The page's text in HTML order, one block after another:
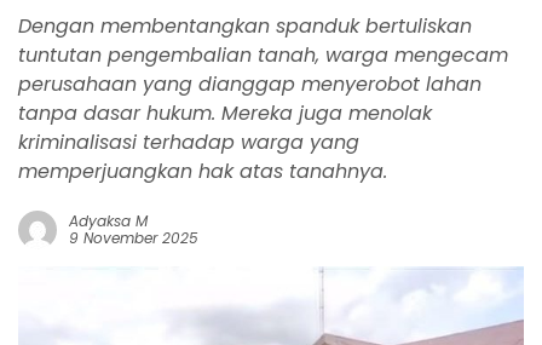
Dengan membentangkan spanduk bertuliskan
tuntutan pengembalian tanah, warga mengecam
perusahaan yang dianggap menyerobot lahan
tanpa dasar hukum. Mereka juga menolak
kriminalisasi terhadap warga yang
memperjuangkan hak atas tanahnya.
Adyaksa M
9 November 2025